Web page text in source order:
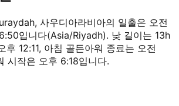
사우디아라비아의 일출은 오전
입니다(Asia/Riyadh). 낮 길이는 13h
후 12:11, 아침 골든아워 종료는 오전
시작은 오후 6:18입니다.